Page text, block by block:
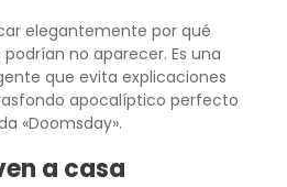
elegantemente por qué
no aparecer. Es una
que evita explicaciones
apocalíptico perfecto
«Doomsday».
a casa